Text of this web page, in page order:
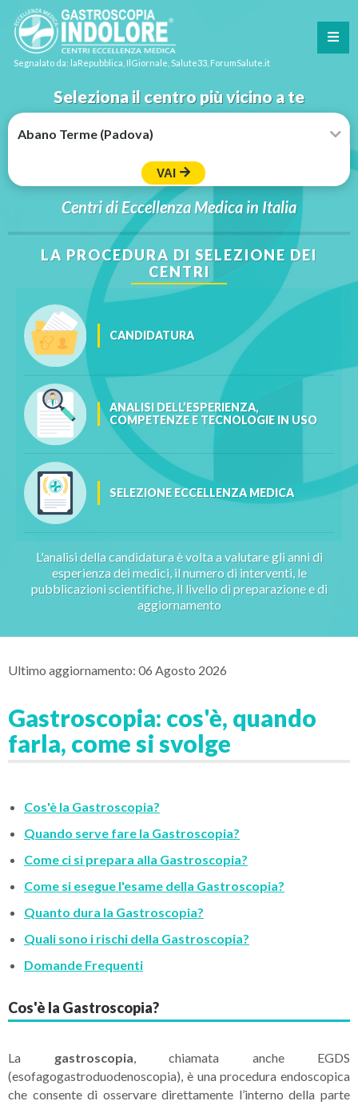
Segnalato da: laRepubblica, IlGiornale, Salute33, ForumSalute.it
Seleziona il centro più vicino a te
VAI
Centri di Eccellenza Medica in Italia
LA PROCEDURA DI SELEZIONE DEI
CENTRI
CANDIDATURA
ANALISI DELL’ESPERIENZA,
COMPETENZE E TECNOLOGIE IN USO
SELEZIONE ECCELLENZA MEDICA
L'analisi della candidatura è volta a valutare gli anni di
esperienza dei medici, il numero di interventi, le
pubblicazioni scientifiche, il livello di preparazione e di
aggiornamento
Ultimo aggiornamento: 06 Agosto 2026
Gastroscopia: cos'è, quando
farla, come si svolge
Cos'è la Gastroscopia?
Quando serve fare la Gastroscopia?
Come ci si prepara alla Gastroscopia?
Come si esegue l'esame della Gastroscopia?
Quanto dura la Gastroscopia?
Quali sono i rischi della Gastroscopia?
Domande Frequenti
Cos'è la Gastroscopia?
La gastroscopia , chiamata anche EGDS
(esofagogastroduodenoscopia), è una procedura endoscopica
che consente di osservare direttamente l’interno della parte